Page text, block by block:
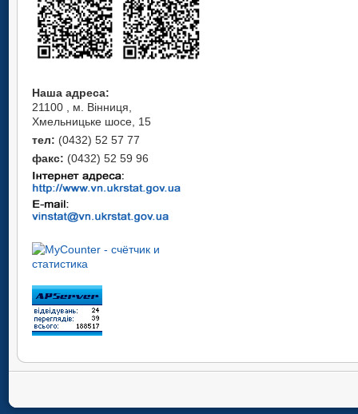
Наша адреса:
21100 , м. Вінниця,
Хмельницьке шосе, 15
тел: (0432) 52 57 77
факс: (0432) 52 59 96